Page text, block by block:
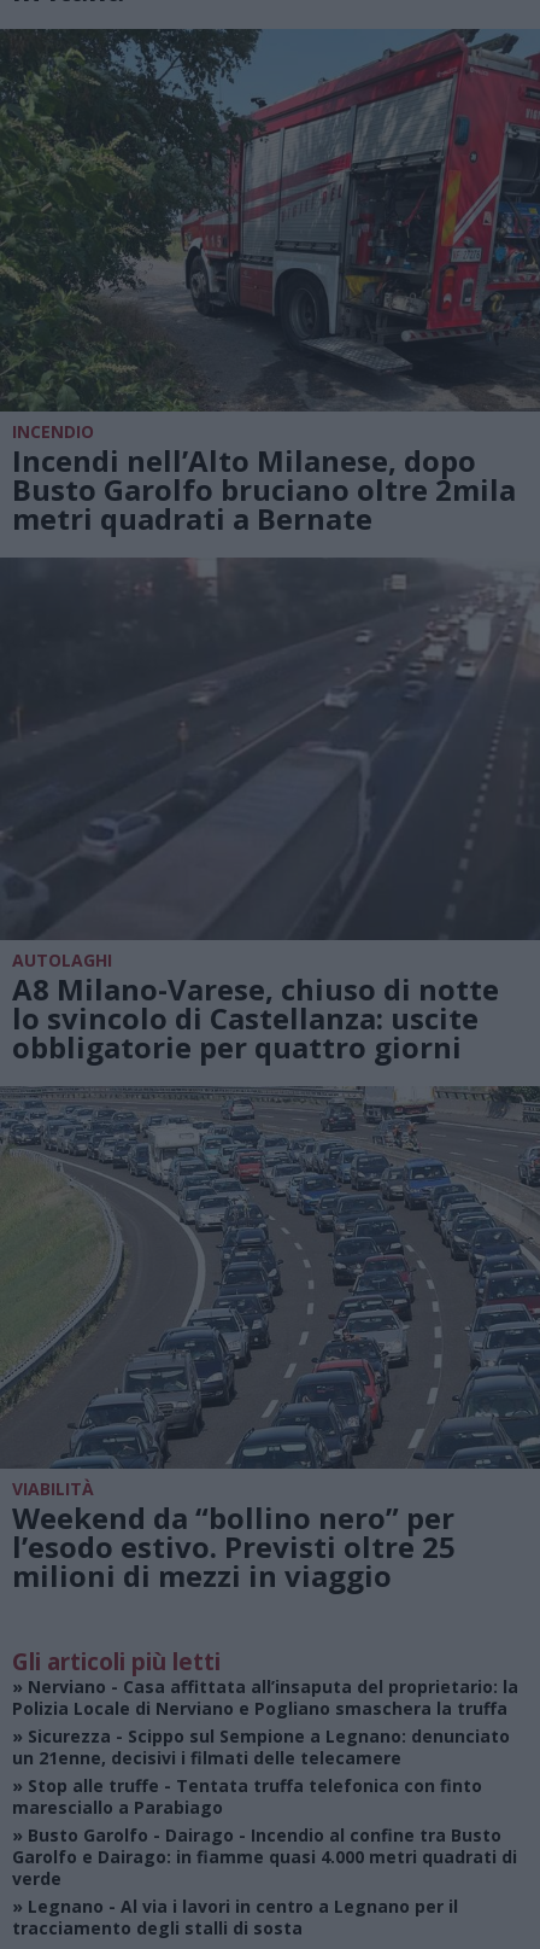
INCENDIO
Incendi nell’Alto Milanese, dopo
Busto Garolfo bruciano oltre 2mila
metri quadrati a Bernate
AUTOLAGHI
A8 Milano-Varese, chiuso di notte
lo svincolo di Castellanza: uscite
obbligatorie per quattro giorni
VIABILITÀ
Weekend da “bollino nero” per
l’esodo estivo. Previsti oltre 25
milioni di mezzi in viaggio
Gli articoli più letti
» Nerviano - Casa affittata all’insaputa del proprietario: la
Polizia Locale di Nerviano e Pogliano smaschera la truffa
» Sicurezza - Scippo sul Sempione a Legnano: denunciato
un 21enne, decisivi i filmati delle telecamere
» Stop alle truffe - Tentata truffa telefonica con finto
maresciallo a Parabiago
» Busto Garolfo - Dairago - Incendio al confine tra Busto
Garolfo e Dairago: in fiamme quasi 4.000 metri quadrati di
verde
» Legnano - Al via i lavori in centro a Legnano per il
tracciamento degli stalli di sosta